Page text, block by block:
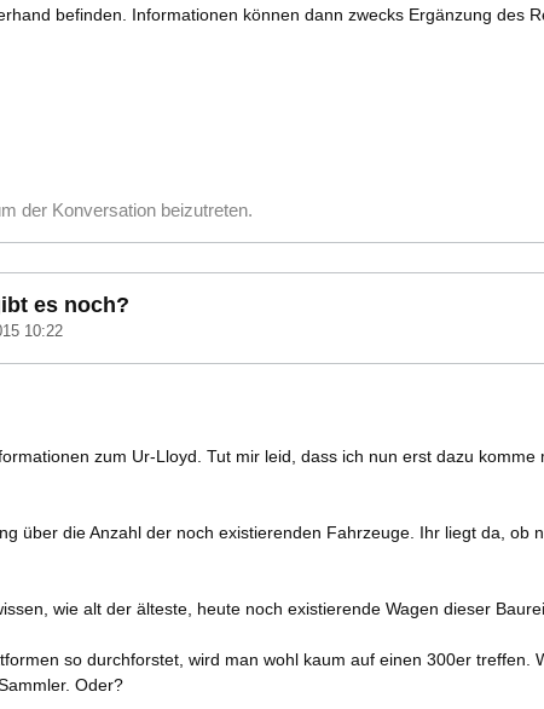
befinden. Informationen können dann zwecks Ergänzung des
der Konversation beizutreten.
es noch?
10:22
zum Ur-Lloyd. Tut mir leid, dass ich nun erst dazu
über die Anzahl der noch existierenden Fahrzeuge. Ihr liegt da,
wie alt der älteste, heute noch existierende Wagen dieser
so durchforstet, wird man wohl kaum auf einen 300er
Oder?